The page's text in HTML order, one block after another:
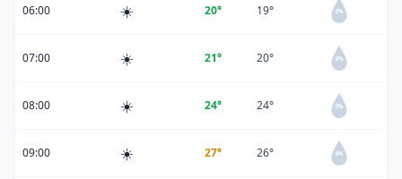
06:00 ☀️ 20° 19° 0%
07:00 ☀️ 21° 20° 0%
08:00 ☀️ 24° 24° 0%
09:00 ☀️ 27° 26° 0%